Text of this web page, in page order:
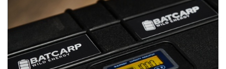
Añadir
a la
lista de
deseos